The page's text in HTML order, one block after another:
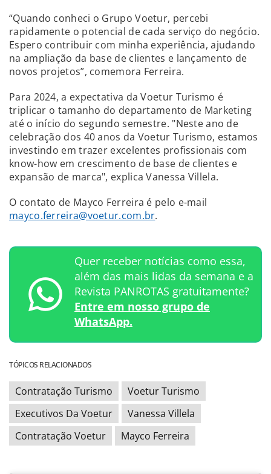
“Quando conheci o Grupo Voetur, percebi
rapidamente o potencial de cada serviço do negócio.
Espero contribuir com minha experiência, ajudando
na ampliação da base de clientes e lançamento de
novos projetos”, comemora Ferreira.
Para 2024, a expectativa da Voetur Turismo é
triplicar o tamanho do departamento de Marketing
até o início do segundo semestre. "Neste ano de
celebração dos 40 anos da Voetur Turismo, estamos
investindo em trazer excelentes profissionais com
know-how em crescimento de base de clientes e
expansão de marca", explica Vanessa Villela.
O contato de Mayco Ferreira é pelo e-mail
mayco.ferreira@voetur.com.br.
Quer receber notícias como essa,
além das mais lidas da semana e a
Revista PANROTAS gratuitamente?
Entre em nosso grupo de
WhatsApp.
TÓPICOS RELACIONADOS
Contratação Turismo
Voetur Turismo
Executivos Da Voetur
Vanessa Villela
Contratação Voetur
Mayco Ferreira